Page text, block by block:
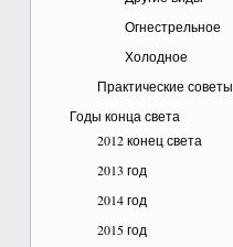
Огнестрельное
Холодное
Практические советы
Годы конца света
2012 конец света
2013 год
2014 год
2015 год